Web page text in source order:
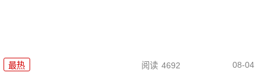
最热 阅读 4692 08-04